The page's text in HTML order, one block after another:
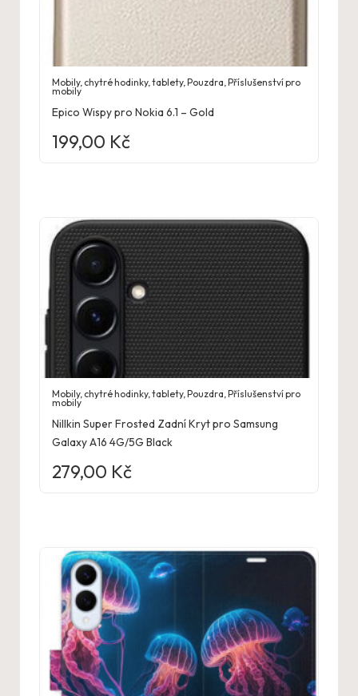
Mobily, chytré hodinky, tablety,Pouzdra ,Příslušenství pro
mobily
Epico Wispy pro Nokia 6.1 – Gold
199,00 Kč
Mobily, chytré hodinky, tablety,Pouzdra,Příslušenství pro
mobily
Nillkin Super Frosted Zadní Kryt pro Samsung
Galaxy A16 4G/5G Black
279,00 Kč